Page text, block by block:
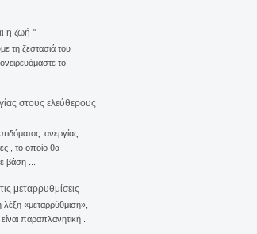
η ζωή ''
τη ζεστασιά του
το
στους ελεύθερους
ανεργίας
, το οποίο θα
βάση ...
μεταρρυθμίσεις
«μεταρρύθμιση»,
παραπλανητική .